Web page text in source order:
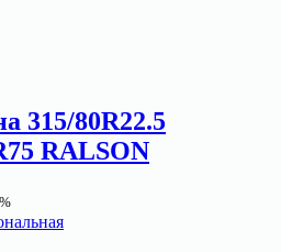
315/80R22.5
RALSON